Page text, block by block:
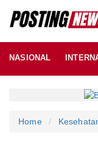
NASIONAL
Home